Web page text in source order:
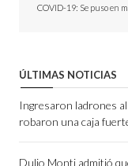
COVID-19: Se puso en
ÚLTIMAS NOTICIAS
Ingresaron ladrones
robaron una caja
Dulio Monti admitió